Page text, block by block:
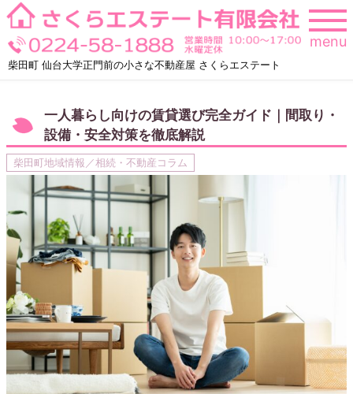
Skip
to
content
柴田町 仙台大学正門前の小さな不動産屋 さくらエステート
menu
一人暮らし向けの賃貸選び完全ガイド｜間取り・
設備・安全対策を徹底解説
柴田町地域情報／相続・不動産コラム